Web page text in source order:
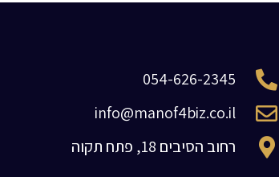
054-626-2345
info@manof4biz.co.il
רחוב הסיבים 18, פתח תקוה